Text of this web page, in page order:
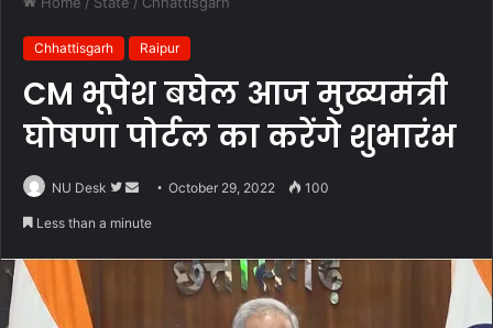
Chhattisgarh Raipur
CM भूपेश बघेल आज मुख्यमंत्री
घोषणा पोर्टल का करेंगे शुभारंभ
NU Desk
Follow
SendOctober 29, 2022 100
Less than a minute